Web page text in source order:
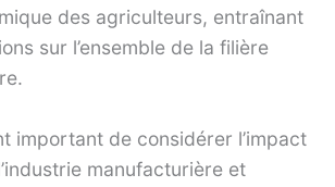
des agriculteurs, entraînant
sur l’ensemble de la filière
important de considérer l’impact
manufacturière et